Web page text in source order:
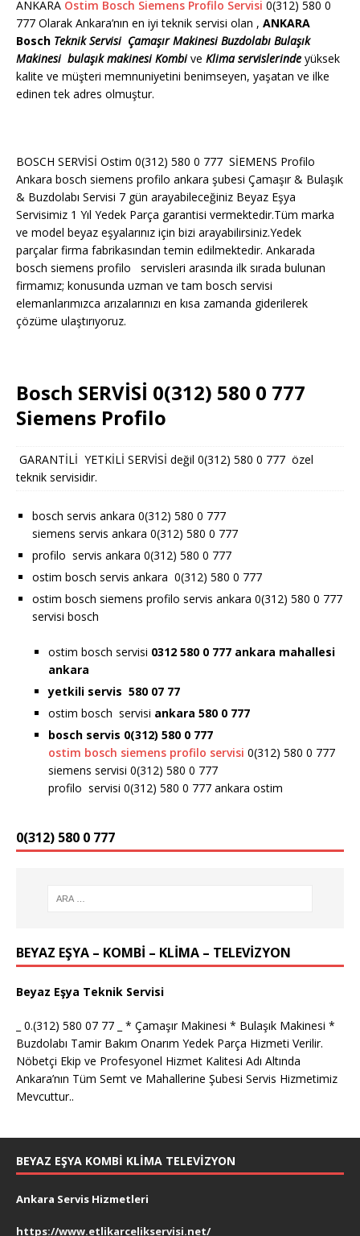
ANKARA Ostim Bosch Siemens Profilo Servisi 0(312) 580 0
777 Olarak Ankara’nın en iyi teknik servisi olan , ANKARA
Bosch Teknik Servisi Çamaşır MakinesiBuzdolabı Bulaşık
Makinesi bulaşık makinesiKombive Klima servislerinde yüksek
kalite ve müşteri memnuniyetini benimseyen, yaşatan ve ilke
edinen tek adres olmuştur.
BOSCH SERVİSİ Ostim 0(312) 580 0 777 SİEMENS Profilo
Ankara bosch siemens profilo ankara şubesi Çamaşır & Bulaşık
& Buzdolabı Servisi 7 gün arayabileceğiniz Beyaz Eşya
Servisimiz 1 Yıl Yedek Parça garantisi vermektedir.Tüm marka
ve model beyaz eşyalarınız için bizi arayabilirsiniz.Yedek
parçalar firma fabrikasından temin edilmektedir. Ankarada
bosch siemens profilo servisleri arasında ilk sırada bulunan
firmamız; konusunda uzman ve tam bosch servisi
elemanlarımızca arızalarınızı en kısa zamanda giderilerek
çözüme ulaştırıyoruz.
Bosch SERVİSİ 0(312) 580 0 777
Siemens Profilo
GARANTİLİ YETKİLİ SERVİSİ değil 0(312) 580 0 777 özel
teknik servisidir.
bosch servis ankara 0(312) 580 0 777
siemens servis ankara 0(312) 580 0 777
profilo servis ankara 0(312) 580 0 777
ostim bosch servis ankara 0(312) 580 0 777
ostim bosch siemens profilo servis ankara 0(312) 580 0 777
servisi bosch
ostim bosch servisi 0312 580 0 777 ankara mahallesi
ankara
yetkili servis 580 07 77
ostim bosch servisi ankara 580 0 777
bosch servis 0(312) 580 0 777
ostim bosch siemens profilo servisi 0(312) 580 0 777
siemens servisi 0(312) 580 0 777
profilo servisi 0(312) 580 0 777 ankara ostim
0(312) 580 0 777
BEYAZ EŞYA – KOMBİ – KLİMA – TELEVİZYON
Beyaz Eşya Teknik Servisi
_ 0.(312) 580 07 77 _ * Çamaşır Makinesi * Bulaşık Makinesi *
Buzdolabı Tamir Bakım Onarım Yedek Parça Hizmeti Verilir.
Nöbetçi Ekip ve Profesyonel Hizmet Kalitesi Adı Altında
Ankara’nın Tüm Semt ve Mahallerine Şubesi Servis Hizmetimiz
Mevcuttur..
BEYAZ EŞYA KOMBI KLIMA TELEVIZYON
Ankara Servis Hizmetleri
https://www.etlikarcelikservisi.net/